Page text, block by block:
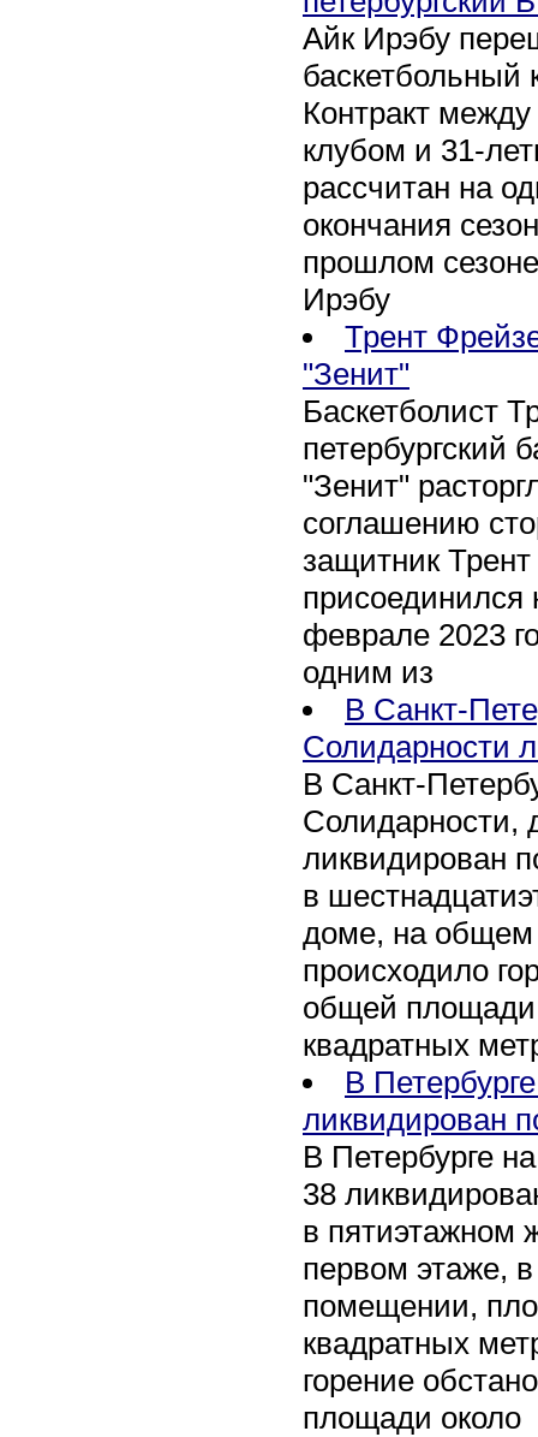
Айк Ирэбу
баскетбольный
Контракт между
клубом и 31-
рассчитан на
окончания
прошлом
Ирэбу
Трент
"Зенит"
Баскетболист
петербургский
"Зенит"
соглашению
защитник
присоединился
феврале 2023
одним из
В Санкт-
Солидарности
В Санкт-
Солидарности,
ликвидирован
в
доме, на общем
происходило
общей площади
квадратных
В
ликвидирован
В Петербурге
38
в пятиэтажном
первом этаже,
помещении,
квадратных
горение
площади около